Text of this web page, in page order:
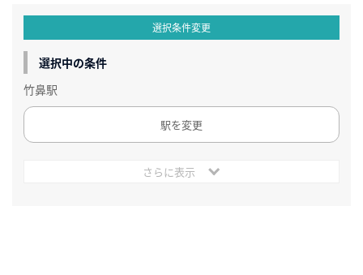
選択条件変更
選択中の条件
竹鼻駅
駅を変更
さらに表示